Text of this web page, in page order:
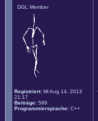
DGL Member
Registriert: Mi Aug 14, 2013
21:17
Beiträge: 588
Programmiersprache: C++